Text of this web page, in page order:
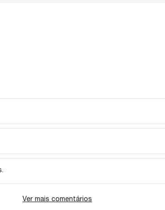
verificar a assistência técnica ou instalador
Ver mais comentários